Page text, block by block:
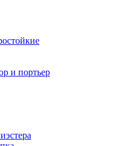
и портьер